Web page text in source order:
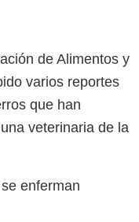
de Alimentos y
varios reportes
que han
veterinaria de la
enferman